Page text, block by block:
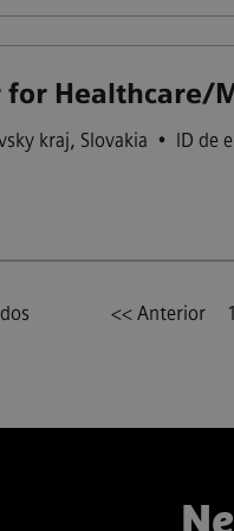
for Healthcare/
kraj, Slovakia • ID de
<< Anterior 1